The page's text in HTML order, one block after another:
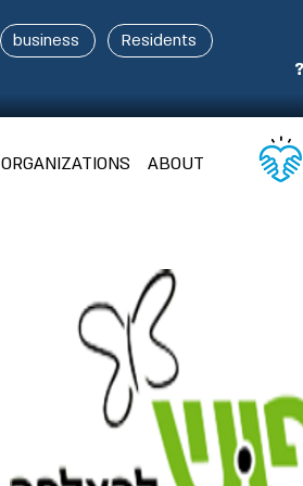
business Residents
ABOUT
ORGANIZATIONS